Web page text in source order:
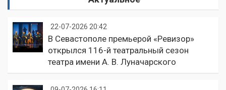
22-07-2026 20:42
В Севастополе премьерой «Ревизор»
открылся 116-й театральный сезон
театра имени А. В. Луначарского